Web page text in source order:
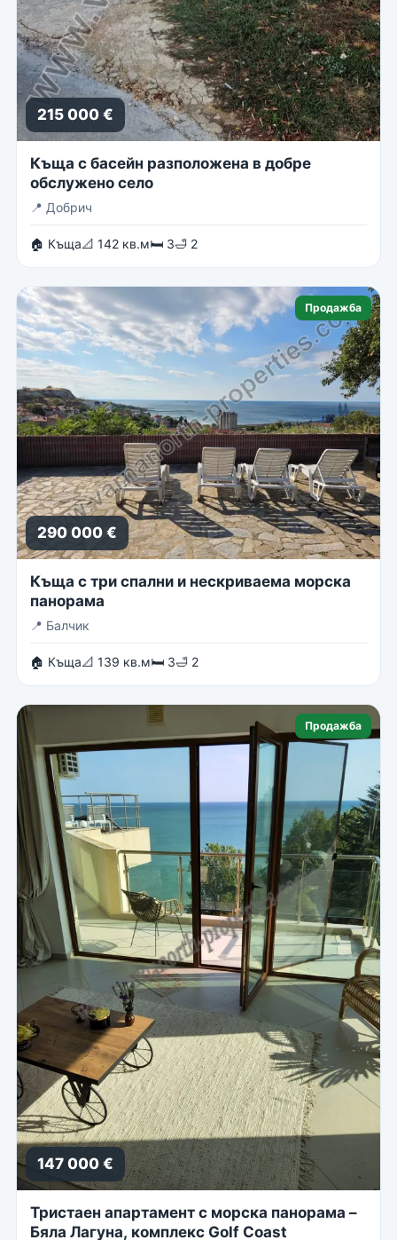
215 000 €
Къща с басейн разположена в добре
обслужено село
📍 Добрич
🏠 Къща📐 142 кв.м🛏 3🛁 2
Продажба
290 000 €
Къща с три спални и нескриваема морска
панорама
📍 Балчик
🏠 Къща📐 139 кв.м🛏 3🛁 2
Продажба
147 000 €
Тристаен апартамент с морска панорама –
Бяла Лагуна, комплекс Golf Coast